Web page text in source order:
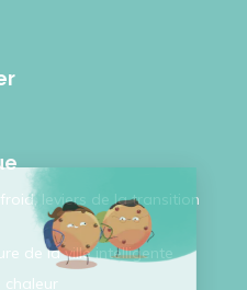
leviers de la transition
de la ville intelligente
chaleur